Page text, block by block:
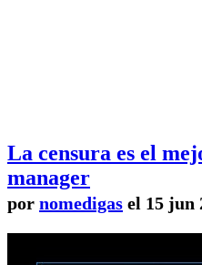
La censura es el
manager
por nomedigas el 15 jun